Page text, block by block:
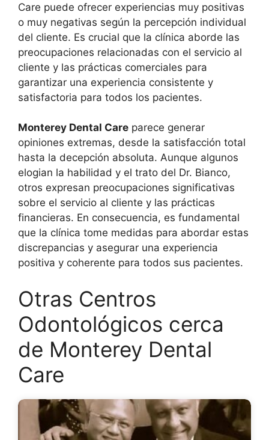
Care puede ofrecer experiencias muy positivas
o muy negativas según la percepción individual
del cliente. Es crucial que la clínica aborde las
preocupaciones relacionadas con el servicio al
cliente y las prácticas comerciales para
garantizar una experiencia consistente y
satisfactoria para todos los pacientes.
Monterey Dental Care parece generar
opiniones extremas, desde la satisfacción total
hasta la decepción absoluta. Aunque algunos
elogian la habilidad y el trato del Dr. Bianco,
otros expresan preocupaciones significativas
sobre el servicio al cliente y las prácticas
financieras. En consecuencia, es fundamental
que la clínica tome medidas para abordar estas
discrepancias y asegurar una experiencia
positiva y coherente para todos sus pacientes.
Otras Centros
Odontológicos cerca
de Monterey Dental
Care